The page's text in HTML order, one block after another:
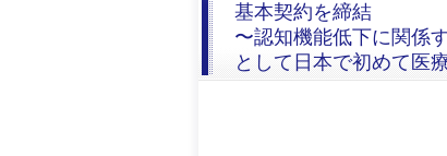
基本契約を締結
〜認知機能低下に関係
として日本で初めて医